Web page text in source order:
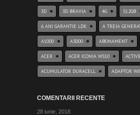
3D 3D BRAVIA 4G 512GB
6 ANI GARANTIE LDK A TREIA
A1000 A3000 ABONAMENT
ACER ACER ICONIA W510
ACUMULATOR DURACELL ADAPTOR
COMENTARII RECENTE
28 iunie, 2018